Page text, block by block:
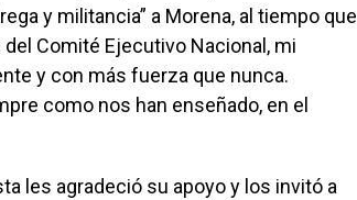
y militancia” a Morena, al tiempo que
Comité Ejecutivo Nacional, mi
y con más fuerza que nunca.
como nos han enseñado, en el
les agradeció su apoyo y los invitó a